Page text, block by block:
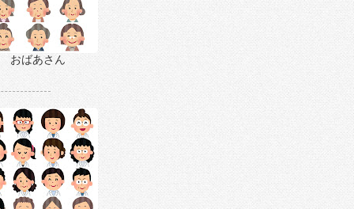
おばあさん